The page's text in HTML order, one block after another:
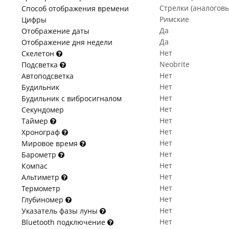
Способ отображения времени
Стрелки
Цифры
Римские
Отображение даты
Да
Отображение дня недели
Да
Скелетон
Нет
Подсветка
Neobrite
Автоподсветка
Нет
Будильник
Нет
Будильник с вибросигналом
Нет
Секундомер
Нет
Таймер
Нет
Хронограф
Нет
Мировое время
Нет
Барометр
Нет
Компас
Нет
Альтиметр
Нет
Термометр
Нет
Глубиномер
Нет
Указатель фазы луны
Нет
Bluetooth подключение
Нет